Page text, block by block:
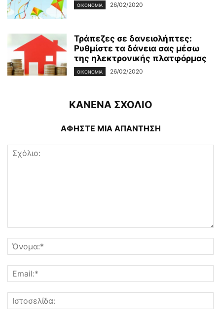
ΟΙΚΟΝΟΜΊΑ 26/02/2020
Τράπεζες σε δανειολήπτες:
Ρυθμίστε τα δάνεια σας μέσω
της ηλεκτρονικής πλατφόρμας
ΟΙΚΟΝΟΜΊΑ 26/02/2020
ΚΑΝΕΝΑ ΣΧΟΛΙΟ
ΑΦΗΣΤΕ ΜΙΑ ΑΠΑΝΤΗΣΗ